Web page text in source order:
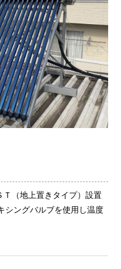
（地上置きタイプ）設置
シングバルブを使用し温度